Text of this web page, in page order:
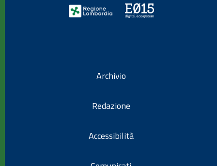
Archivio
Redazione
Accessibilità